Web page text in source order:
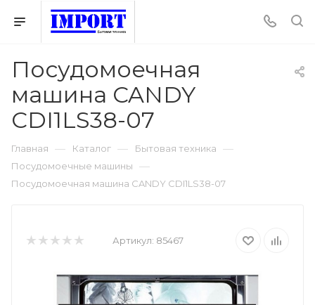
Посудомоечная
машина CANDY
CDI1LS38-07
Главная — Каталог — Бытовая техника —
Посудомоечные машины —
Посудомоечная машина CANDY CDI1LS38-07
Артикул: 85467